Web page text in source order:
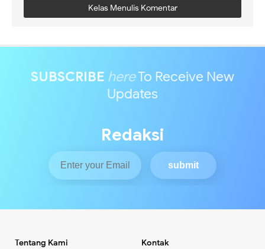
Kelas Menulis Komentar
SUBSCRIBE hereTo Receive New
Updates
Redaksi
Tentang Kami Kontak